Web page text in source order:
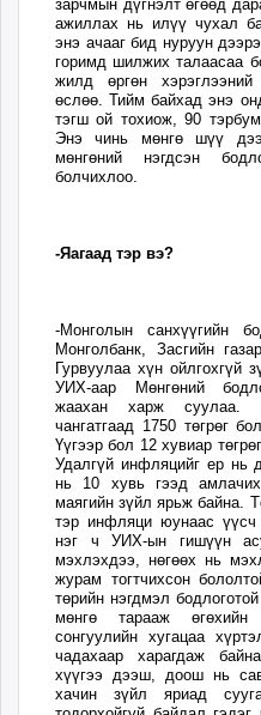
зарчмын дүгнэлт өгөөд
ажиллах нь илүү чухал
энэ ачааг бид нуруун
горимд шилжих талаасаа
жилд өргөн хэрэглээний
өслөө. Тийм байхад энэ
тэгш ой тохиож, 90 тэрбум
Энэ чинь мөнгө шүү
мөнгөний нэгдсэн
болчихлоо.
-Яагаад тэр вэ?
-Монголын санхүүгийн
Монголбанк, Засгийн
Гурвуулаа хүн ойлгохгүй
УИХ-аар Мөнгөний
жаахан харж суулаа.
чангатгаад 1750 төгрөг
Үүгээр бол 12 хувиар
Удалгүй инфляцийг ер нь
нь 10 хувь гээд
маягийн зүйл ярьж байна.
тэр инфляци юунаас үүсч
нэг ч УИХ-ын гишүүн
мэхлэхдээ, нөгөөх нь
журам тогтчихсон
төрийн нэгдмэл
мөнгө тарааж өгөхийн
сонгуулийн хугацаа
чадахаар харагдаж
хүүгээ дээш, доош нь
хачин зүйл яриад